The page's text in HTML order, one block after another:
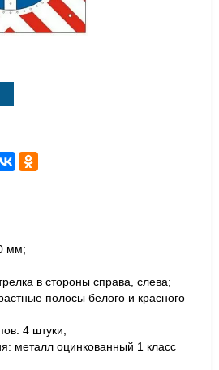
мм;
в стороны справа, слева;
полосы белого и красного
4 штуки;
металл оцинкованный 1 класс